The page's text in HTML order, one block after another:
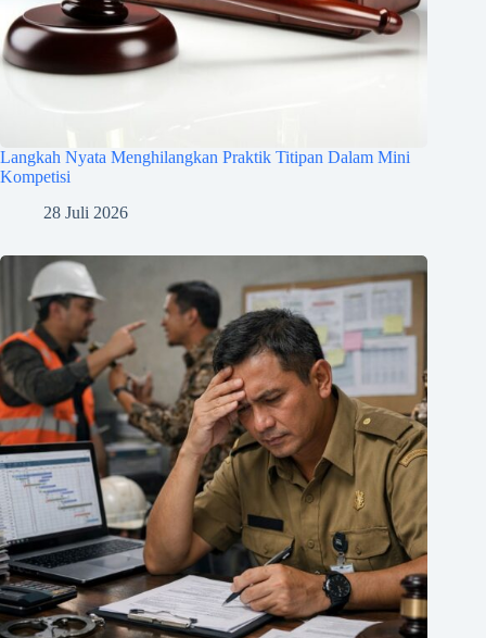
Langkah Nyata Menghilangkan Praktik Titipan Dalam Mini
Kompetisi
28 Juli 2026